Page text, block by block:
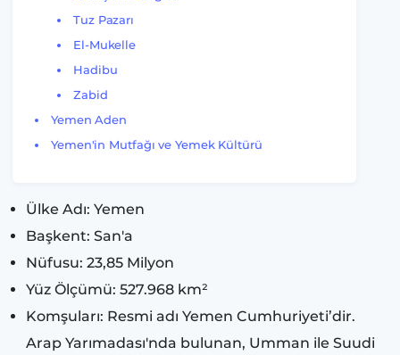
Tuz Pazarı
El-Mukelle
Hadibu
Zabid
Yemen Aden
Yemen'in Mutfağı ve Yemek Kültürü
Ülke Adı: Yemen
Başkent: San'a
Nüfusu: 23,85 Milyon
Yüz Ölçümü: 527.968 km²
Komşuları: Resmi adı Yemen Cumhuriyeti’dir.
Arap Yarımadası'nda bulunan, Umman ile Suudi